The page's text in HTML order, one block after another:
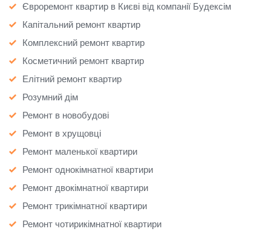
Євроремонт квартир в Києві від компанії Будексім
Капітальний ремонт квартир
Комплексний ремонт квартир
Косметичний ремонт квартир
Елітний ремонт квартир
Розумний дім
Ремонт в новобудові
Ремонт в хрущовці
Ремонт маленької квартири
Ремонт однокімнатної квартири
Ремонт двокімнатної квартири
Ремонт трикімнатної квартири
Ремонт чотирикімнатної квартири